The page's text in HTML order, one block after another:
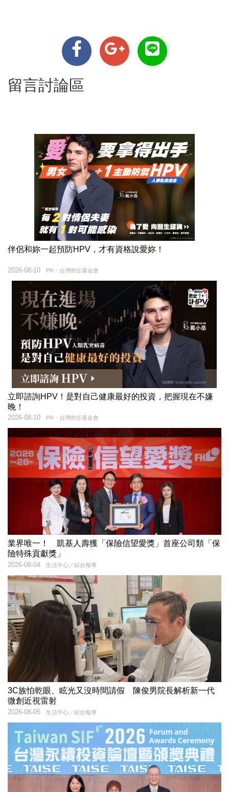
留言討論區
伴侶和妳一起預防HPV，才有資格說愛妳！
PR・台灣癌症基金會
2026-08-10
立即諮詢HPV！是對自己健康最好的投資，把握現在不嫌
晚！
PR・台灣癌症基金會
2026-08-10
業界唯一！ 凱基人壽獲「保險信望愛獎」首座公司類「保
險特殊貢獻獎」
生活中心／綜合報導
2026-08-04
3C族怕乾眼、眩光又沒時間請假 陳俊男院長解析新一代
微創近視雷射
生活中心／綜合報導
2026-08-05